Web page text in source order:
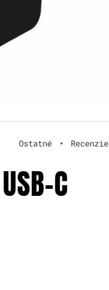
Ostatné • Recenzie
C